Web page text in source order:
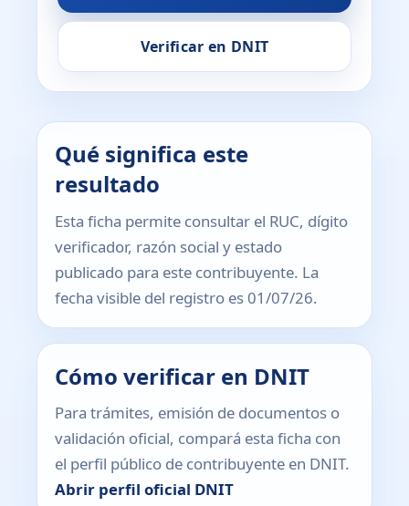
Verificar en DNIT
Qué significa este
resultado
Esta ficha permite consultar el RUC, dígito
verificador, razón social y estado
publicado para este contribuyente. La
fecha visible del registro es 01/07/26.
Cómo verificar en DNIT
Para trámites, emisión de documentos o
validación oficial, compará esta ficha con
el perfil público de contribuyente en DNIT.
Abrir perfil oficial DNIT